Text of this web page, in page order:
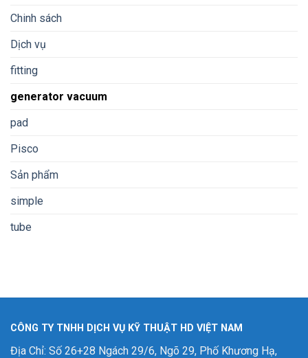
Chinh sách
Dịch vụ
fitting
generator vacuum
pad
Pisco
Sản phẩm
simple
tube
CÔNG TY TNHH DỊCH VỤ KỸ THUẬT HD VIỆT NAM
Địa Chỉ: Số 26+28 Ngách 29/6, Ngõ 29, Phố Khương Hạ,